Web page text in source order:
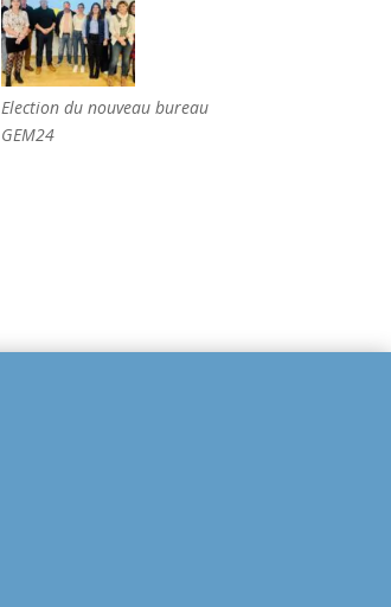
Election du nouveau bureau
GEM24